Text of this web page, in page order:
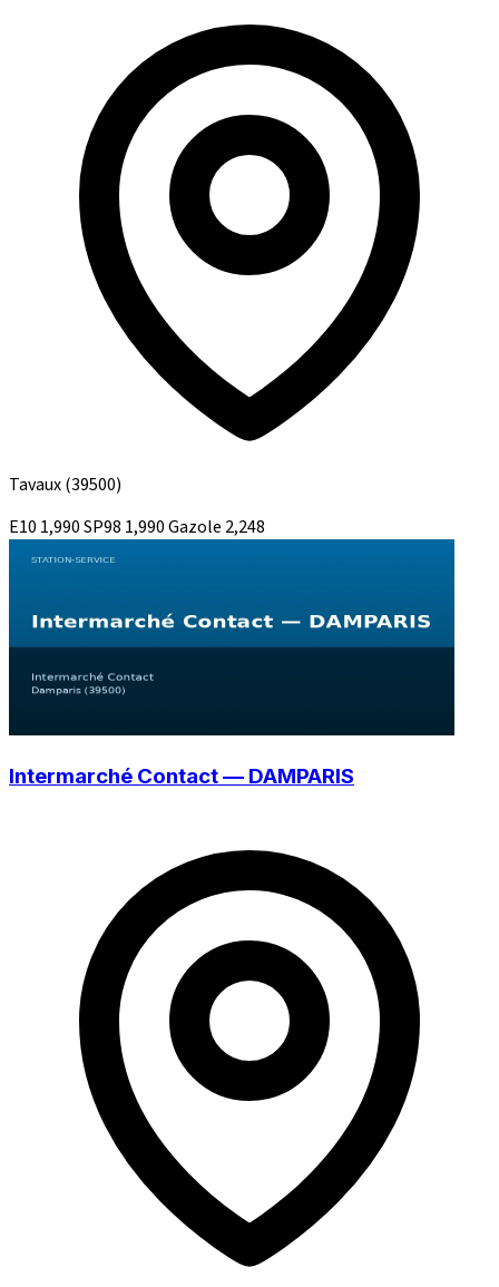
Tavaux(39500)
E10 1,990SP98 1,990Gazole 2,248
Intermarché Contact — DAMPARIS